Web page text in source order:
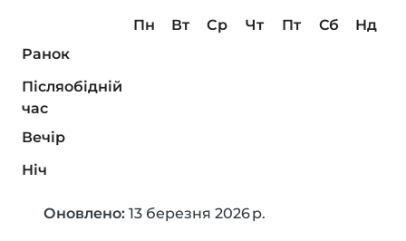
Пн Вт Ср Чт Пт Сб
Нд
Ранок
Післяобідній
час
Вечір
Ніч
Оновлено: 13 березня 2026 р.